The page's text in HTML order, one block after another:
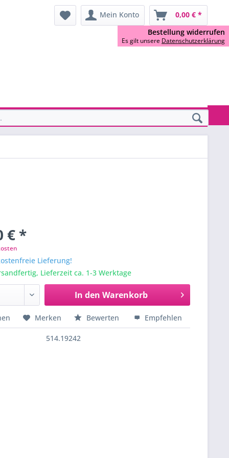
Mein Konto 0,00 € *
€ *
Lieferung!
Lieferzeit ca. 1-3 Werktage
In den Warenkorb
Merken Bewerten Empfehlen
514.19242
Bestellung widerrufen
Es gilt unsere Datenschutzerklärung